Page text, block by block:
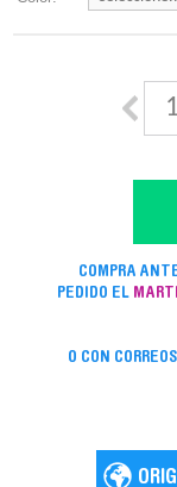
COMPRA
PEDIDO EL
O CON